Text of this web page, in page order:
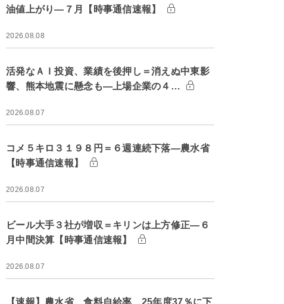
油値上がり―７月【時事通信速報】
2026.08.08
活発なＡＩ投資、業績を後押し＝消えぬ中東影
響、熊本地震に懸念も―上場企業の４…
2026.08.07
コメ５キロ３１９８円＝６週連続下落―農水省
【時事通信速報】
2026.08.07
ビール大手３社が増収＝キリンは上方修正―６
月中間決算【時事通信速報】
2026.08.07
【速報】農水省、食料自給率 25年度37％に下